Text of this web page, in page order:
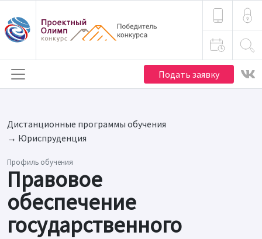
Подать заявку
Дистанционные программы обучения
→ Юрис­пру­­денция
Профиль обучения
Правовое
обеспечение
государственного